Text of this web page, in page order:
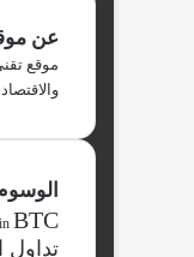
عن
BTC
تداول